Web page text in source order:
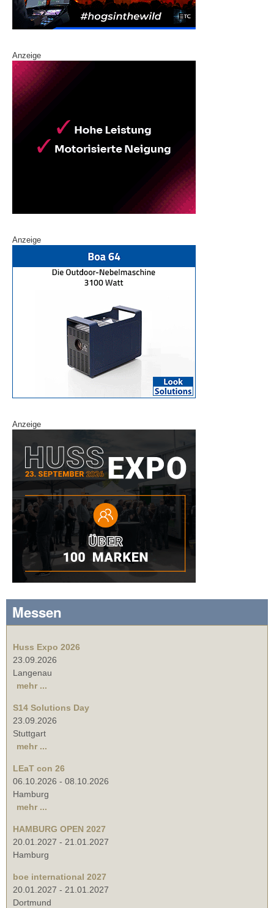
Anzeige
Anzeige
Anzeige
Messen
Huss Expo 2026
23.09.2026
Langenau
mehr ...
S14 Solutions Day
23.09.2026
Stuttgart
mehr ...
LEaT con 26
06.10.2026 - 08.10.2026
Hamburg
mehr ...
HAMBURG OPEN 2027
20.01.2027 - 21.01.2027
Hamburg
boe international 2027
20.01.2027 - 21.01.2027
Dortmund